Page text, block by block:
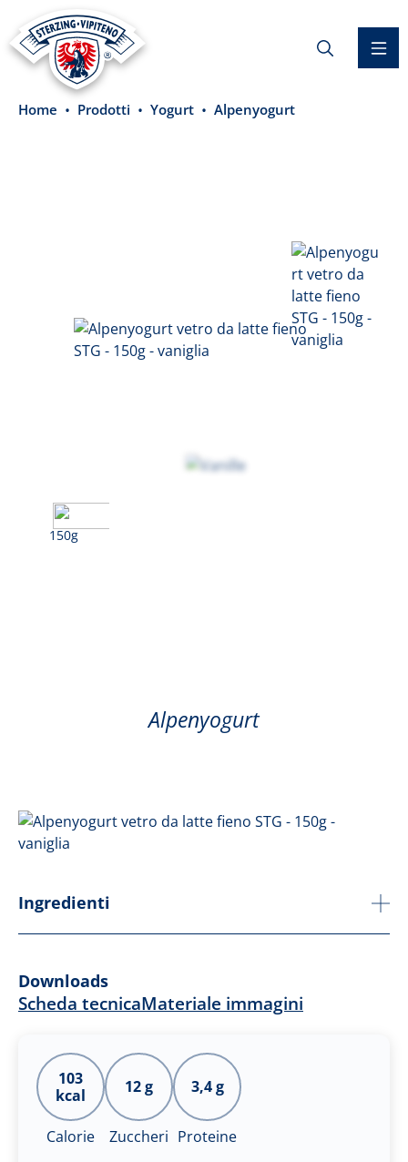
principale
Home Prodotti Yogurt Alpenyogurt
150g
Alpenyogurt
Ingredienti
Downloads
Scheda tecnicaMateriale immagini
103
kcal
Calorie
12 g
Zuccheri
3,4 g
Proteine